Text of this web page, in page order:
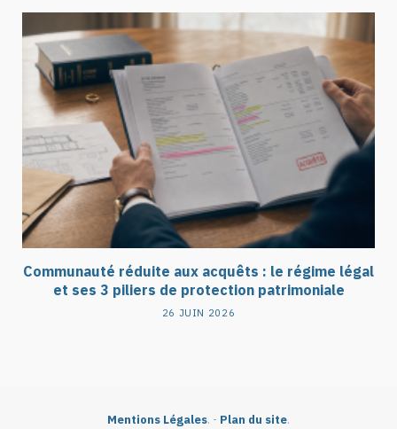
Communauté réduite aux acquêts : le régime légal
et ses 3 piliers de protection patrimoniale
26 JUIN 2026
Mentions Légales. - Plan du site.